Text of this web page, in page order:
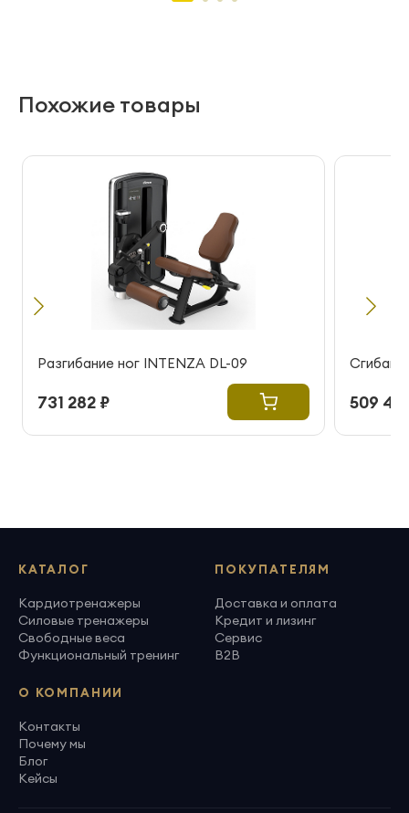
Похожие товары
Разгибание ног INTENZA DL-09
731 282 ₽ 509
КАТАЛОГ
Кардиотренажеры
Силовые тренажеры
Свободные веса
Функциональный тренинг
ПОКУПАТЕЛЯМ
Доставка и оплата
Кредит и лизинг
Сервис
B2B
О КОМПАНИИ
Контакты
Почему мы
Блог
Кейсы